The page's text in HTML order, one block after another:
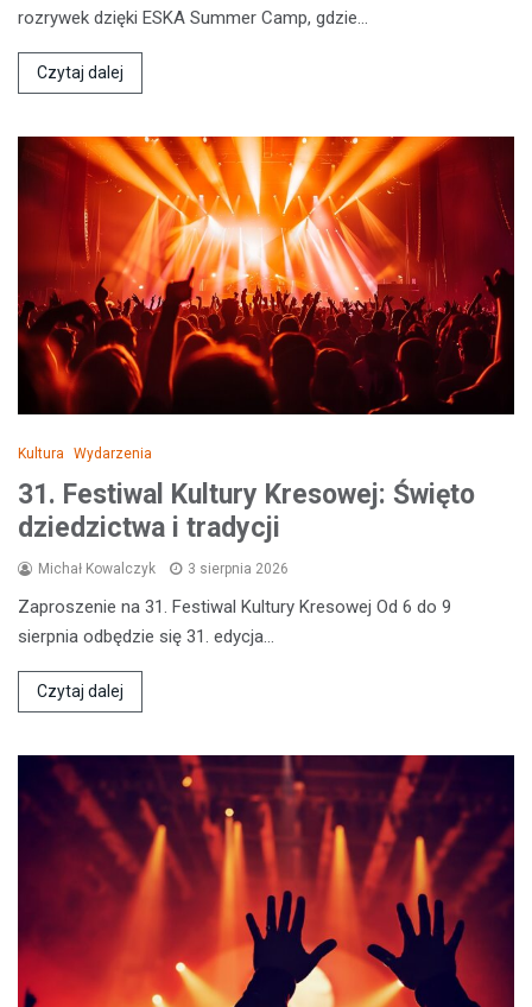
rozrywek dzięki ESKA Summer Camp, gdzie…
Czytaj dalej
Kultura Wydarzenia
31. Festiwal Kultury Kresowej: Święto
dziedzictwa i tradycji
Michał Kowalczyk 3 sierpnia 2026
Zaproszenie na 31. Festiwal Kultury Kresowej Od 6 do 9
sierpnia odbędzie się 31. edycja…
Czytaj dalej